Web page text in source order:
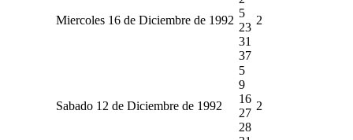
Miercoles 16 de Diciembre de 1992
5
23
31
37
2
Sabado 12 de Diciembre de 1992
5
9
16
27
28
2